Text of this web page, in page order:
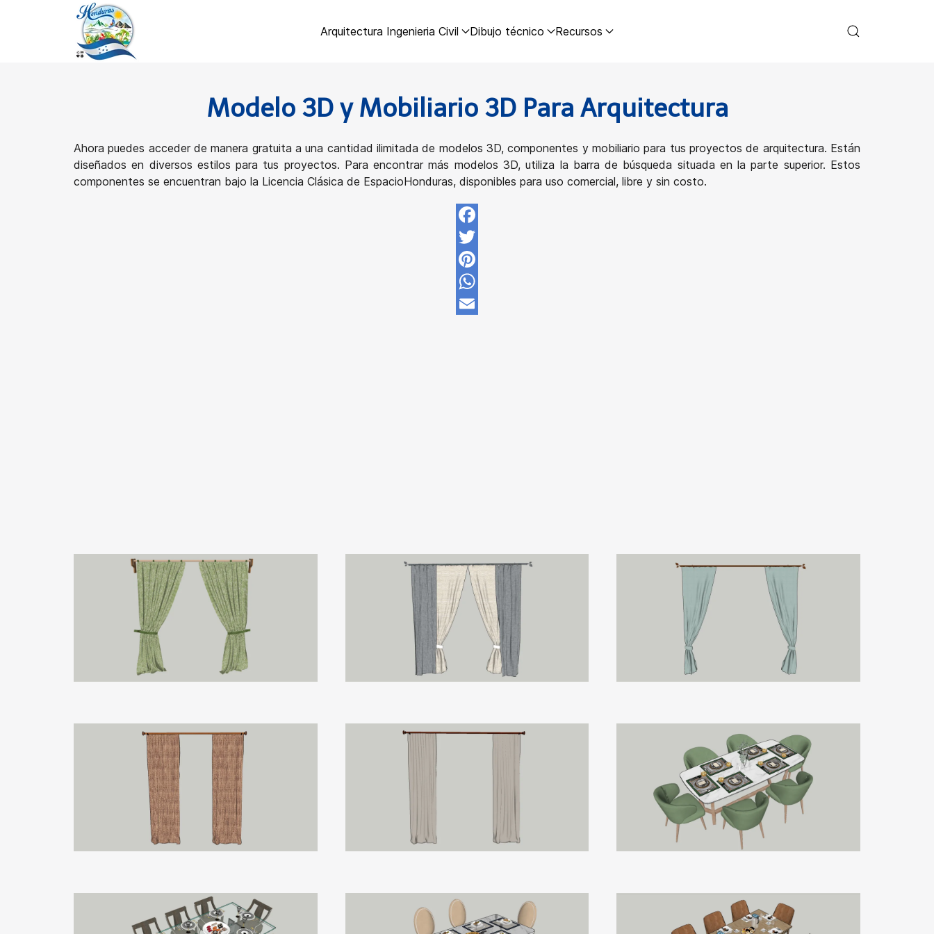
Arquitectura Ingenieria Civil Dibujo técnico Recursos
Modelo 3D y Mobiliario 3D Para Arquitectura
Ahora puedes acceder de manera gratuita a una cantidad ilimitada de modelos 3D, componentes y mobiliario para tus proyectos de arquitectura. Están
diseñados en diversos estilos para tus proyectos. Para encontrar más modelos 3D, utiliza la barra de búsqueda situada en la parte superior. Estos
componentes se encuentran bajo la Licencia Clásica de EspacioHonduras, disponibles para uso comercial, libre y sin costo.
Facebook
Twitter
Pinterest
WhatsApp